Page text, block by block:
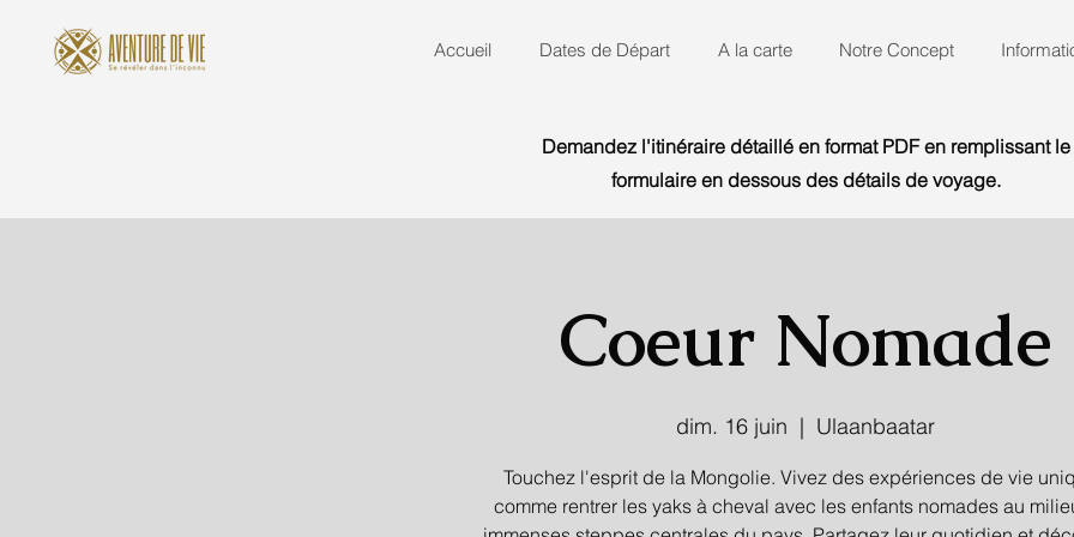
Accueil Dates de Départ A la carte Notre Concept
Demandez l'itinéraire détaillé en format PDF en remplissant le
formulaire en dessous des détails de voyage.
Coeur Nomade
dim. 16 juin
  |
Ulaanbaatar
Touchez l'esprit de la Mongolie. Vivez des expériences de vie
comme rentrer les yaks à cheval avec les enfants nomades au